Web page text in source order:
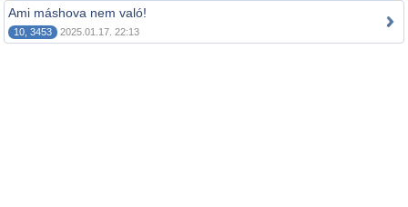
Ami máshova nem való!
10, 3453 2025.01.17. 22:13